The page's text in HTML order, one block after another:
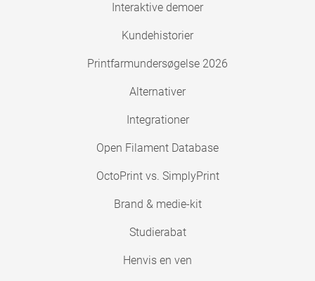
Interaktive demoer
Kundehistorier
Printfarmundersøgelse 2026
Alternativer
Integrationer
Open Filament Database
OctoPrint vs. SimplyPrint
Brand & medie-kit
Studierabat
Henvis en ven